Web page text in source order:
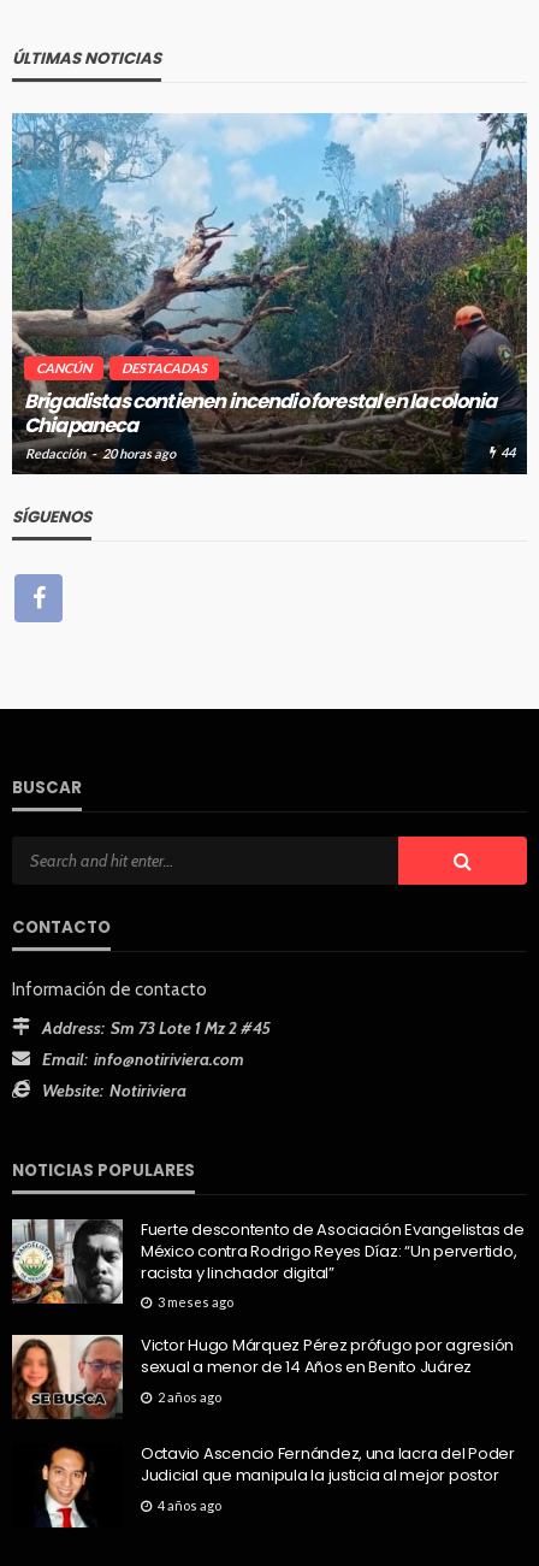
ÚLTIMAS NOTICIAS
en la colonia
44
CANCÚN DESTACADAS
Avanza en tiempo y forma la
absorción en Cancún
Redacción 20 horas ago
SÍGUENOS
BUSCAR
CONTACTO
Información de contacto
Address: Sm 73 Lote 1 Mz 2 #45
Email: info@notiriviera.com
Website: Notiriviera
NOTICIAS POPULARES
Fuerte descontento de Asociación Evangelistas de
México contra Rodrigo Reyes Díaz: “Un pervertido,
racista y linchador digital”
3 meses ago
Victor Hugo Márquez Pérez prófugo por agresión
sexual a menor de 14 Años en Benito Juárez
2 años ago
Octavio Ascencio Fernández, una lacra del Poder
Judicial que manipula la justicia al mejor postor
4 años ago